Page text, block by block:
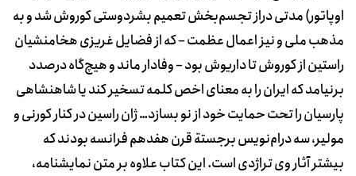
اوپاتور) مدتی دراز تجسم‌بخش تعمیم بشردوستی کوروش شد و به
مذهب ملی و نیز اعمال عظمت – که از فضایل غریزی هخامنشیان
راستین از کوروش تا داریوش بود – وفادار ماند و هیچ‌گاه درصدد
برنیامد که ایران را به معنای اخص کلمه تسخیر کند یا شاهنشاهی
پارسیان را تحت حمایت خود از نو بسازد… ژان راسین در کنار کورنی و
مولیر، سه درام‌نویس برجستة قرن هفدهم فرانسه بودند که
بیشتر آثار وی تراژدی است. این کتاب علاوه بر متن نمایشنامه،